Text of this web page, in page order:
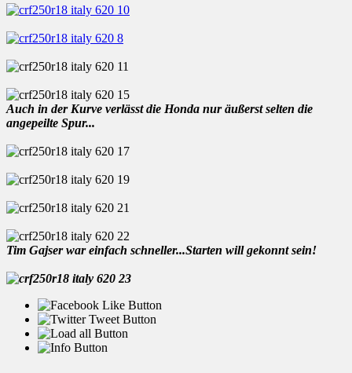
Auch in der Kurve verlässt die Honda nur äußerst selten die
angepeilte Spur...
Tim Gajser war einfach schneller...Starten will gekonnt sein!